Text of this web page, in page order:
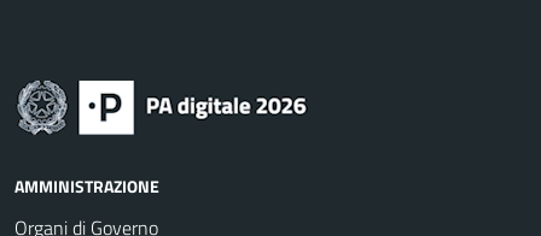
AMMINISTRAZIONE
Organi di Governo